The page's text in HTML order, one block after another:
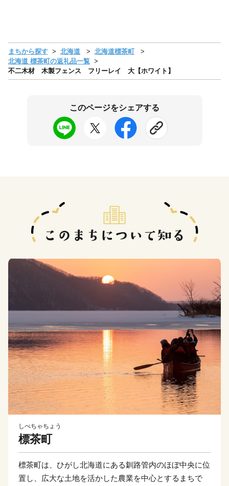
まちから探す 北海道
北海道標茶町
北海道 標茶町の返礼品一覧
不二木材 木製フェンス フリーレイ 大【ホワイト】
このページをシェアする
しべちゃちょう
標茶町
標茶町は、ひがし北海道にある釧路管内のほぼ中央に位
置し、広大な土地を活かした農業を中心とするまちで